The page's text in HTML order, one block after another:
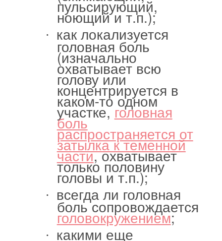
пульсирующий,
ноющий и т.п.);
· как локализуется
головная боль
(изначально
охватывает всю
голову или
концентрируется в
каком-то одном
участке,головная
боль
распространяется от
затылка к теменной
части, охватывает
только половину
головы и т.п.);
· всегда ли головная
боль сопровождается
головокружением;
· какими еще